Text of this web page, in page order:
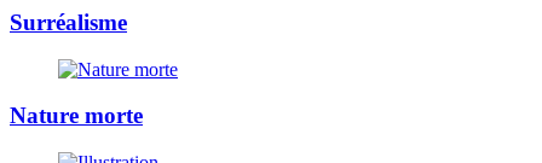
Surréalisme
Nature morte